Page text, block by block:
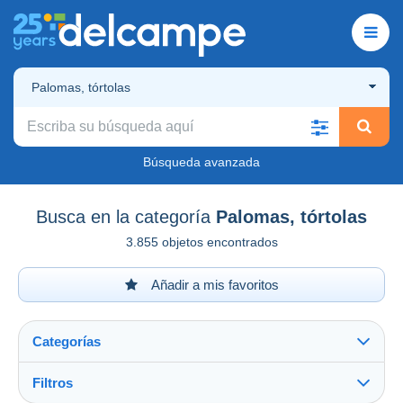
Palomas, tórtolas
Búsqueda avanzada
Busca en la categoría Palomas, tórtolas
3.855 objetos encontrados
Añadir a mis favoritos
Categorías
Filtros